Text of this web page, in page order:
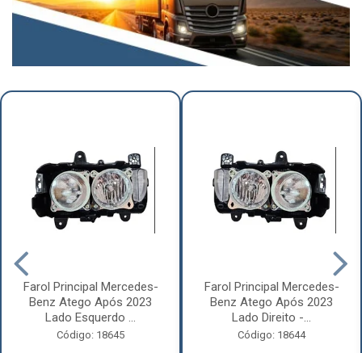
Farol Principal Mercedes-
Benz Atego Após 2023
Lado Esquerdo ...
Código: 18645
Farol Principal Mercedes-
Benz Atego Após 2023
Lado Direito -...
Código: 18644